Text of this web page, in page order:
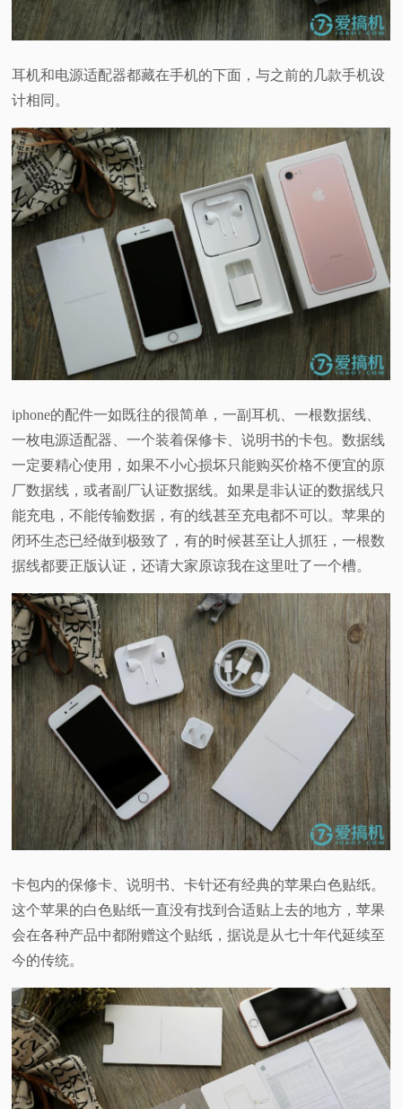
耳机和电源适配器都藏在手机的下面，与之前的几款手机设
计相同。
iphone的配件一如既往的很简单，一副耳机、一根数据线、
一枚电源适配器、一个装着保修卡、说明书的卡包。数据线
一定要精心使用，如果不小心损坏只能购买价格不便宜的原
厂数据线，或者副厂认证数据线。如果是非认证的数据线只
能充电，不能传输数据，有的线甚至充电都不可以。苹果的
闭环生态已经做到极致了，有的时候甚至让人抓狂，一根数
据线都要正版认证，还请大家原谅我在这里吐了一个槽。
卡包内的保修卡、说明书、卡针还有经典的苹果白色贴纸。
这个苹果的白色贴纸一直没有找到合适贴上去的地方，苹果
会在各种产品中都附赠这个贴纸，据说是从七十年代延续至
今的传统。